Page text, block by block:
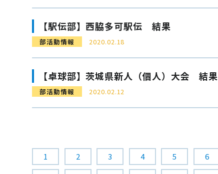
【駅伝部】西脇多可駅伝 結果
部活動情報 2020.02.18
【卓球部】茨城県新人（個人）大会 結果
部活動情報 2020.02.12
1 2 3 4 5 6